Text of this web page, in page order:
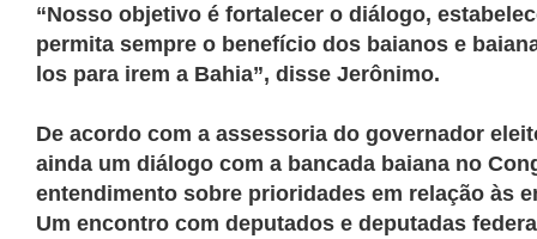
“Nosso objetivo é fortalecer o diálogo,
permita sempre o benefício dos baianos e
los para irem a Bahia”, disse Jerônimo.
De acordo com a assessoria do governador
ainda um diálogo com a bancada baiana no
entendimento sobre prioridades em relação às
Um encontro com deputados e deputadas